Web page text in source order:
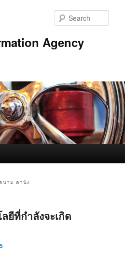
Agency
นาม ดานัง
ยีที่กำลังจะเกิด